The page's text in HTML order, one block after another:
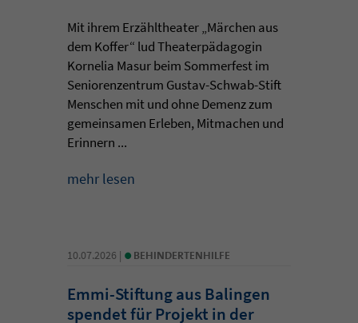
Mit ihrem Erzähltheater „Märchen aus
dem Koffer“ lud Theaterpädagogin
Kornelia Masur beim Sommerfest im
Seniorenzentrum Gustav-Schwab-Stift
Menschen mit und ohne Demenz zum
gemeinsamen Erleben, Mitmachen und
Erinnern ...
mehr lesen
10.07.2026 | • BEHINDERTENHILFE
Emmi-Stiftung aus Balingen
spendet für Projekt in der